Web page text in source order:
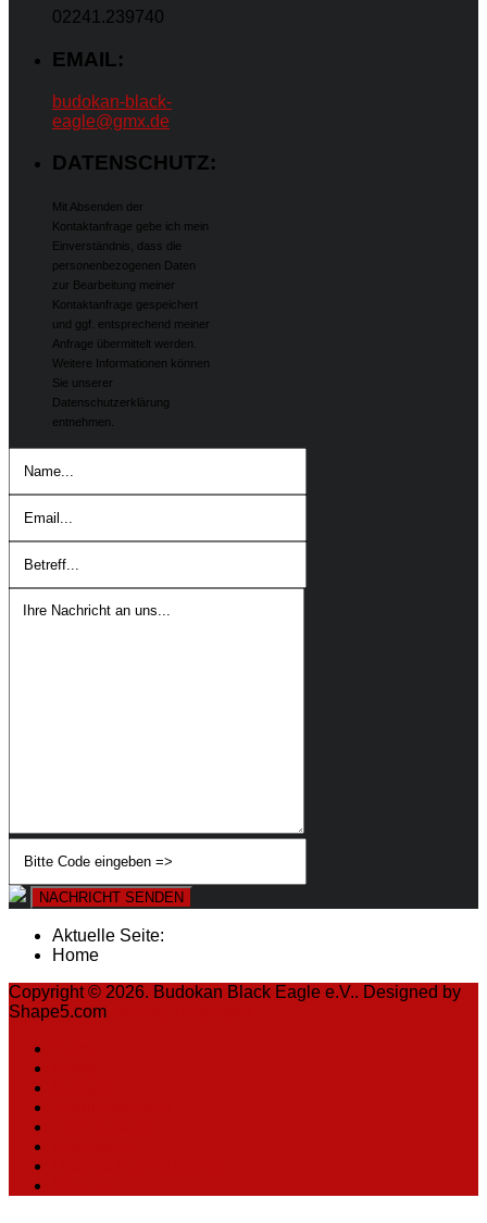
02241.239740
EMAIL:
budokan-black-
eagle@gmx.de
DATENSCHUTZ:
Mit Absenden der
Kontaktanfrage gebe ich mein
Einverständnis, dass die
personenbezogenen Daten
zur Bearbeitung meiner
Kontaktanfrage gespeichert
und ggf. entsprechend meiner
Anfrage übermittelt werden.
Weitere Informationen können
Sie unserer
Datenschutzerklärung
entnehmen.
NACHRICHT SENDEN
Aktuelle Seite:
Home
Copyright © 2026. Budokan Black Eagle e.V.. Designed by
Shape5.com